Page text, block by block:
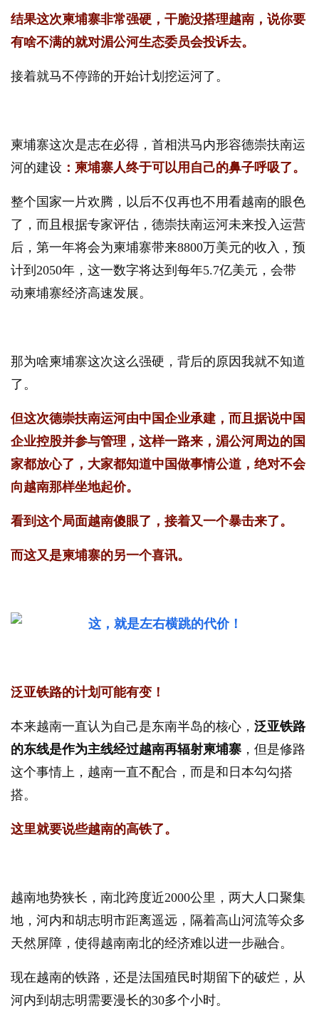
结果这次柬埔寨非常强硬，干脆没搭理越南，说你要
有啥不满的就对湄公河生态委员会投诉去。
接着就马不停蹄的开始计划挖运河了。
柬埔寨这次是志在必得，首相洪马内形容德崇扶南运
河的建设 ：柬埔寨人终于可以用自己的鼻子呼吸了。
整个国家一片欢腾，以后不仅再也不用看越南的眼色
了，而且 根据专家评估，德崇扶南运河未来投入运营
后，第一年将会为柬埔寨带来8800万美元的收入，预
计到2050年，这一数字将达到每年5.7亿美元，会带
动柬埔寨经济高速发展。
那为啥柬埔寨这次这么强硬，背后的原因我就不知道
了。
但这次德崇扶南运河由中国企业承建，而且据说中国
企业控股并参与管理，这样一路来，湄公河周边的国
家都放心了，大家都知道中国做事情公道，绝对不会
向越南那样坐地起价。
看到这个局面越南傻眼了，接着又一个暴击来了。
而这又是柬埔寨的另一个喜讯。
泛亚铁路的计划可能有变！
本来越南一直认为自己是东南半岛的核心， 泛亚铁路
的东线是作为主线经过越南再辐射柬埔寨 ，但是修路
这个事情上，越南一直不配合，而是和日本勾勾搭
搭。
这里就要说些越南的高铁了。
越南地势狭长，南北跨度近2000公里，两大人口聚集
地，河内和胡志明市距离遥远，隔着高山河流等众多
天然屏障，使得越南南北的经济难以进一步融合。
现在越南的铁路，还是法国殖民时期留下的破烂，从
河内到胡志明需要漫长的30多个小时。